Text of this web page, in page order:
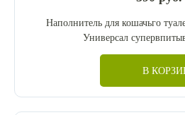
Наполнитель для кошачьго
Универсал
В